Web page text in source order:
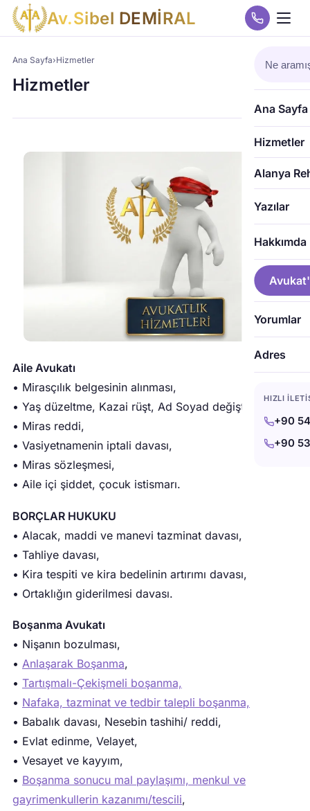
Av.Sibel DEMİRAL
Ana Sayfa
Hizmetler
Alanya
Yazılar
Hakkımda
Yorumlar
Adres
HIZLI
+90
+90
Ana Sayfa›Hizmetler
Hizmetler
Aile Avukatı
• Mirasçılık belgesinin alınması,
• Yaş düzeltme, Kazai rüşt, Ad Soyad değiştirme,
• Miras reddi,
• Vasiyetnamenin iptali davası,
• Miras sözleşmesi,
• Aile içi şiddet, çocuk istismarı.
BORÇLAR HUKUKU
• Alacak, maddi ve manevi tazminat davası,
• Tahliye davası,
• Kira tespiti ve kira bedelinin artırımı davası,
• Ortaklığın giderilmesi davası.
Boşanma Avukatı
• Nişanın bozulması,
• Anlaşarak Boşanma,
• Tartışmalı-Çekişmeli boşanma,
• Nafaka, tazminat ve tedbir talepli boşanma,
• Babalık davası, Nesebin tashihi/ reddi,
• Evlat edinme, Velayet,
• Vesayet ve kayyım,
• Boşanma sonucu mal paylaşımı, menkul ve
gayrimenkullerin kazanımı/tescili,